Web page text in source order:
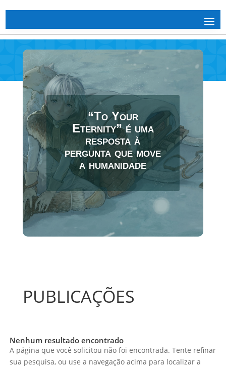
“To Your
Eternity” é uma
resposta à
pergunta que move
a humanidade
PUBLICAÇÕES
Nenhum resultado encontrado
A página que você solicitou não foi encontrada. Tente refinar
sua pesquisa, ou use a navegação acima para localizar a